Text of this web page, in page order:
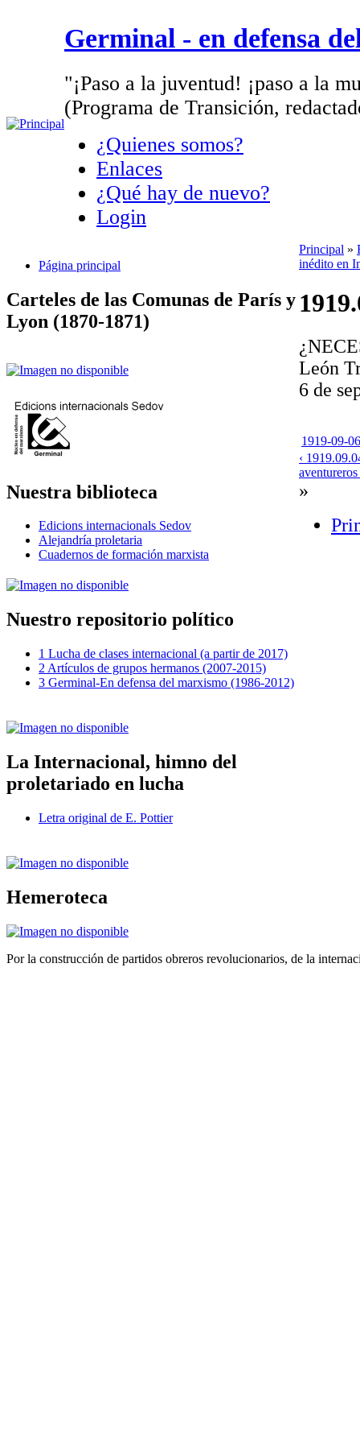
Germinal - en defensa
"¡Paso a la juventud! ¡paso a la
(Programa de Transición,
¿Quienes somos?
Enlaces
¿Qué hay de nuevo?
Login
Página principal
Carteles de las Comunas de París y
Lyon (1870-1871)
Nuestra biblioteca
Edicions internacionals Sedov
Alejandría proletaria
Cuadernos de formación marxista
Nuestro repositorio político
1 Lucha de clases internacional (a partir de 2017)
2 Artículos de grupos hermanos (2007-2015)
3 Germinal-En defensa del marxismo (1986-2012)
La Internacional, himno del
proletariado en lucha
Letra original de E. Pottier
Hemeroteca
Principal »
inédito en
León
6 de
1919-09-
‹
»
Por la construcción de partidos obreros revolucionarios, de la